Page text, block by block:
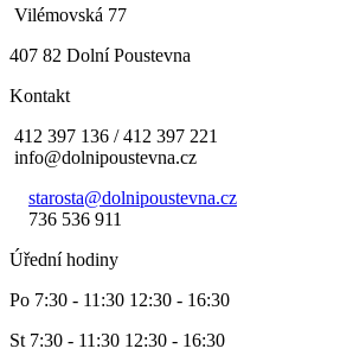
Vilémovská 77
407 82 Dolní Poustevna
Kontakt
412 397 136 / 412 397 221
info@dolnipoustevna.cz
starosta@dolnipoustevna.cz
736 536 911
Úřední hodiny
Po 7:30 - 11:30 12:30 - 16:30
St 7:30 - 11:30 12:30 - 16:30